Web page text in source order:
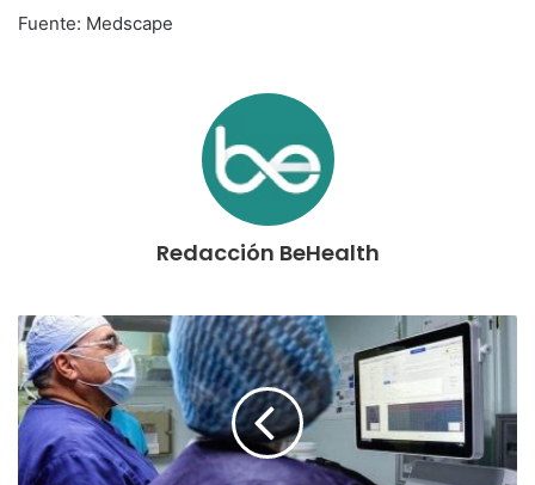
Fuente: Medscape
Redacción BeHealth